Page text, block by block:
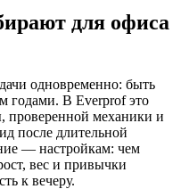
для офиса
одновременно: быть
годами. В Everprof это
проверенной механики и
после длительной
— настройкам: чем
вес и привычки
к вечеру.